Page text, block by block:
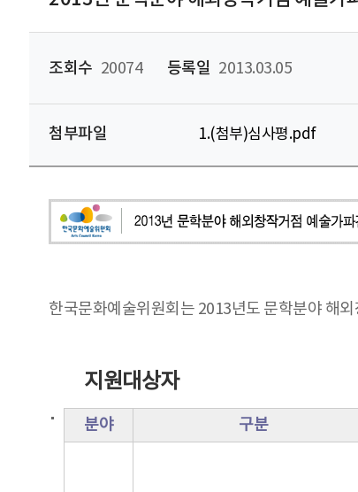
조회수 20074 등록일 2013.03.05
첨부파일 1.(첨부)심사평.pdf
한국문화예술위원회는 2013년도 문학분야 해
지원대상자
분야 구분